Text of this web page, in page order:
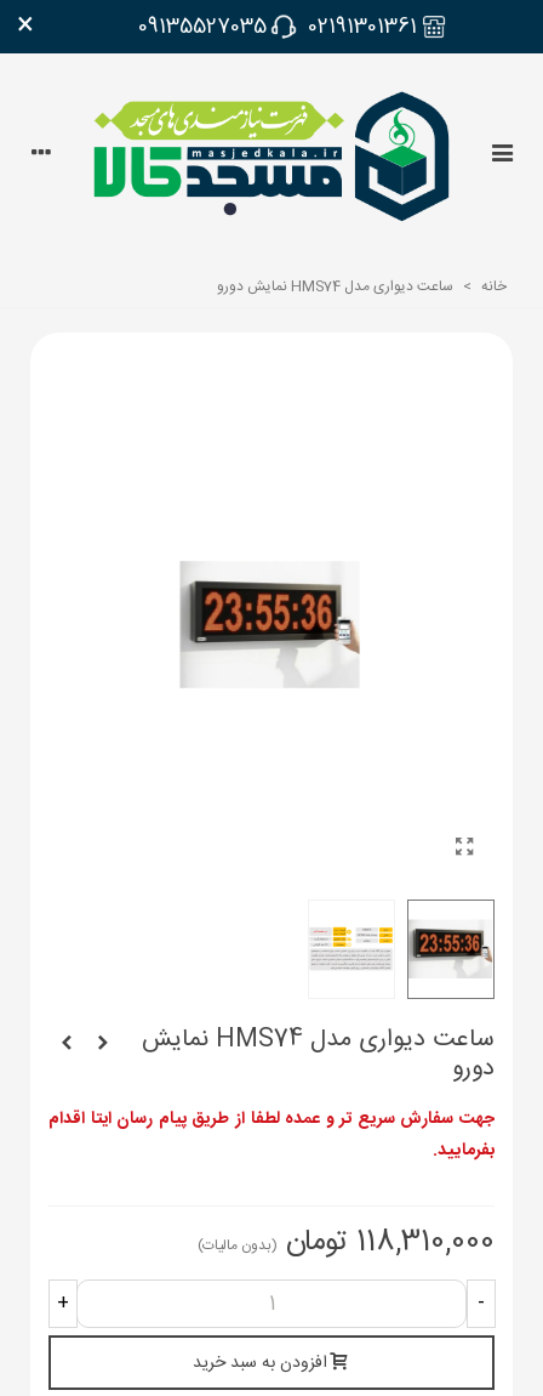
02191301361
09135527035
×
خانه > ساعت دیواری مدل HMS74 نمایش دورو
ساعت دیواری مدل HMS74 نمایش
دورو
جهت سفارش سریع تر و عمده لطفا از طریق پیام رسان ایتا اقدام
بفرمایید.
118,310,000 تومان (بدون مالیات)
-
+
افزودن به سبد خرید